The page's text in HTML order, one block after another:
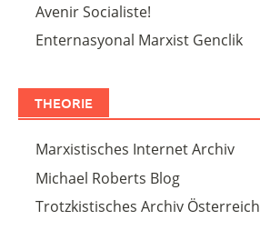
Avenir Socialiste!
Enternasyonal Marxist Genclik
THEORIE
Marxistisches Internet Archiv
Michael Roberts Blog
Trotzkistisches Archiv Österreich